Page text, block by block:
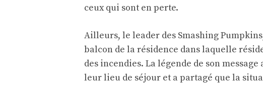
ceux qui sont en perte.
Ailleurs, le leader des Smashing
balcon de la résidence dans laquelle
des incendies. La légende de son
leur lieu de séjour et a partagé que la